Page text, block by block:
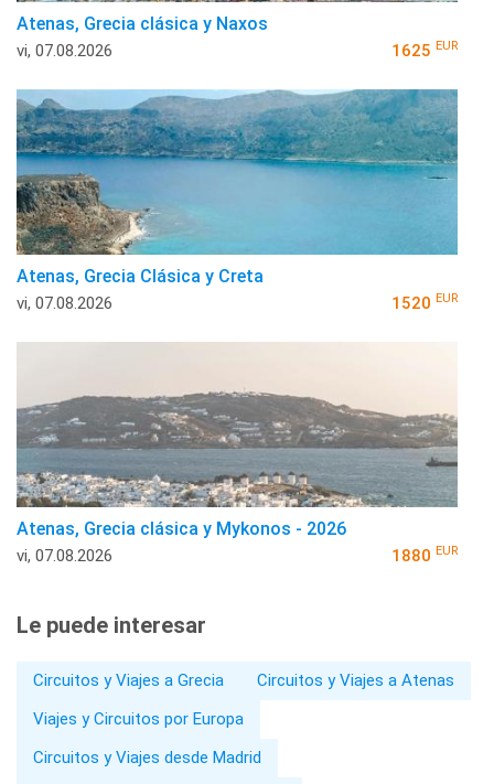
Atenas, Grecia clásica y Naxos
vi, 07.08.2026 1625 EUR
Atenas, Grecia Clásica y Creta
vi, 07.08.2026 1520 EUR
Atenas, Grecia clásica y Mykonos - 2026
vi, 07.08.2026 1880 EUR
Le puede interesar
Circuitos y Viajes a Grecia
Circuitos y Viajes a Atenas
Viajes y Circuitos por Europa
Circuitos y Viajes desde Madrid